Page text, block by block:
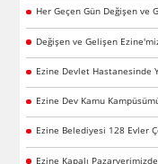
Her Geçen Gün Değişen ve
Değişen ve Gelişen
Ezine Devlet Hastanesinde
Ezine Dev Kamu
Ezine Belediyesi 128 Evler
Ezine Kapalı